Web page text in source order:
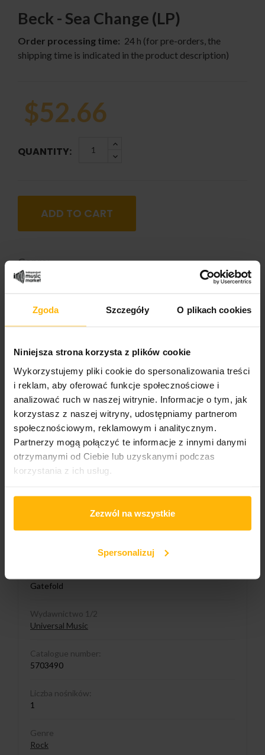
Zgoda Szczegóły O plikach cookies
Niniejsza strona korzysta z plików cookie
Wykorzystujemy pliki cookie do spersonalizowania treści
i reklam, aby oferować funkcje społecznościowe i
analizować ruch w naszej witrynie. Informacje o tym, jak
korzystasz z naszej witryny, udostępniamy partnerom
społecznościowym, reklamowym i analitycznym.
Partnerzy mogą połączyć te informacje z innymi danymi
otrzymanymi od Ciebie lub uzyskanymi podczas
korzystania z ich usług.
Zezwól na wszystkie
Spersonalizuj
Beck - Sea Change (LP)
Order processing time: 24 h (for pre-orders, the
shipping time is indicated in the product description)
$52.66
QUANTITY:
ADD TO CART
Genre:
Rock
PRODUCT DETAILS
Album year
2002
Band name
Beck
Released
2016
Album title:
Gatefold
Wydawnictwo 1/2
Universal Music
Catalogue number:
5703490
Liczba nośników:
1
Genre
Rock